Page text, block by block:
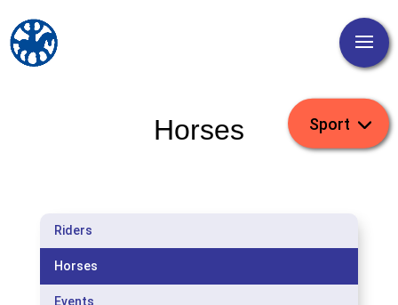
Horses
Riders
Horses
Events